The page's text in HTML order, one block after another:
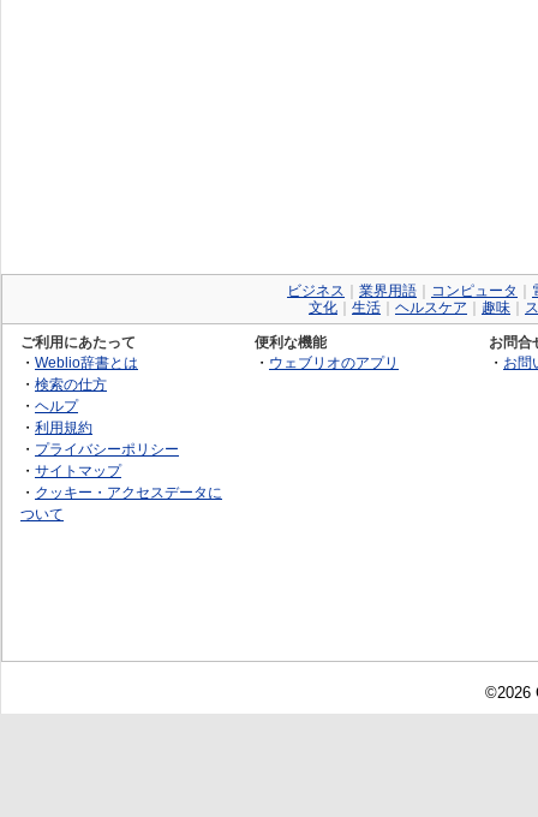
ビジネス 業界用語 コンピュータ
文化
生活 ヘルスケア 趣味
ご利用にあたって
・ Weblio辞書とは
・ 検索の仕方
・ ヘルプ
・ 利用規約
・ プライバシーポリシー
・ サイトマップ
・ クッキー・アクセスデータに
ついて
便利な機能
・ ウェブリオのアプリ
お問合
・ お問
©2026